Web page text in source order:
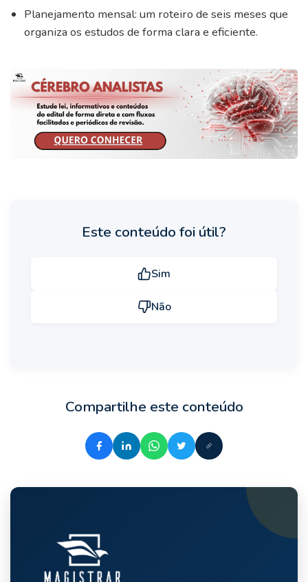
Planejamento mensal: um roteiro de seis meses que
organiza os estudos de forma clara e eficiente.
Este conteúdo foi útil?
Sim
Não
Compartilhe este conteúdo